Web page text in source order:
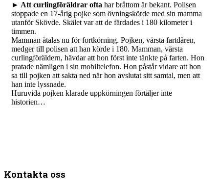
► Att curlingföräldrar ofta har bråttom är bekant. Polisen
stoppade en 17-årig pojke som övningskörde med sin mamma
utanför Skövde. Skälet var att de färdades i 180 kilometer i
timmen.
Mamman åtalas nu för fortkörning. Pojken, värsta fartdåren,
medger till polisen att han körde i 180. Mamman, värsta
curlingföräldern, hävdar att hon först inte tänkte på farten. Hon
pratade nämligen i sin mobiltelefon. Hon påstår vidare att hon
sa till pojken att sakta ned när hon avslutat sitt samtal, men att
han inte lyssnade.
Huruvida pojken klarade uppkörningen förtäljer inte
historien…
Kontakta oss